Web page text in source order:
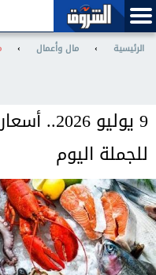
الرئيسية › مال وأعمال ›
9 يوليو
للجملة اليوم